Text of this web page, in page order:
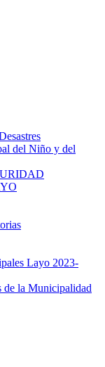
del Niño y del
Layo 2023-
de la Municipalidad